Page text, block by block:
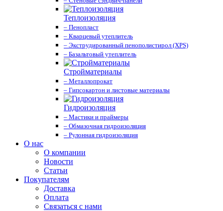
Теплоизоляция
– Пенопласт
– Кварцевый утеплитель
– Экструдированный пенополистирол (XPS)
– Базальтовый утеплитель
Стройматериалы
– Металлопрокат
– Гипсокартон и листовые материалы
Гидроизоляция
– Мастики и праймеры
– Обмазочная гидроизоляция
– Рулонная гидроизоляция
О нас
О компании
Новости
Статьи
Покупателям
Доставка
Оплата
Связаться с нами